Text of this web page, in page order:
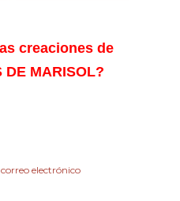
creaciones de
MARISOL?
electrónico